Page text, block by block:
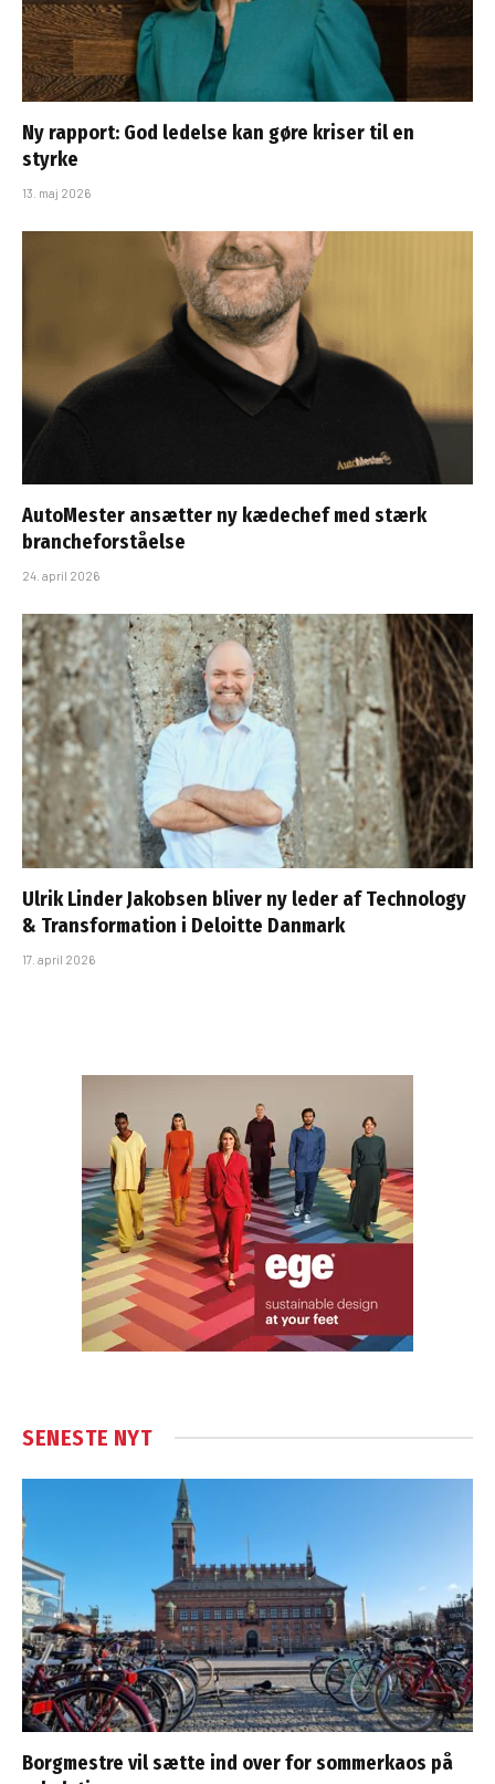
Ny rapport: God ledelse kan gøre kriser til en
styrke
13. maj 2026
AutoMester ansætter ny kædechef med stærk
brancheforståelse
24. april 2026
Ulrik Linder Jakobsen bliver ny leder af Technology
& Transformation i Deloitte Danmark
17. april 2026
SENESTE NYT
Borgmestre vil sætte ind over for sommerkaos på